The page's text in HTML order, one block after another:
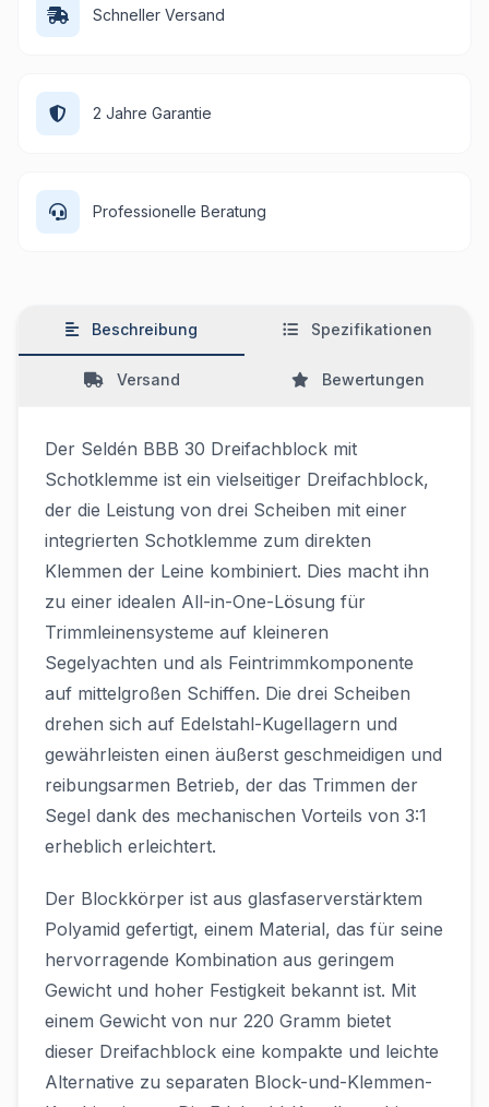
Schneller Versand
2 Jahre Garantie
Professionelle Beratung
Beschreibung Spezifikationen
Versand Bewertungen
Der Seldén BBB 30 Dreifachblock mit
Schotklemme ist ein vielseitiger Dreifachblock,
der die Leistung von drei Scheiben mit einer
integrierten Schotklemme zum direkten
Klemmen der Leine kombiniert. Dies macht ihn
zu einer idealen All-in-One-Lösung für
Trimmleinensysteme auf kleineren
Segelyachten und als Feintrimmkomponente
auf mittelgroßen Schiffen. Die drei Scheiben
drehen sich auf Edelstahl-Kugellagern und
gewährleisten einen äußerst geschmeidigen und
reibungsarmen Betrieb, der das Trimmen der
Segel dank des mechanischen Vorteils von 3:1
erheblich erleichtert.
Der Blockkörper ist aus glasfaserverstärktem
Polyamid gefertigt, einem Material, das für seine
hervorragende Kombination aus geringem
Gewicht und hoher Festigkeit bekannt ist. Mit
einem Gewicht von nur 220 Gramm bietet
dieser Dreifachblock eine kompakte und leichte
Alternative zu separaten Block-und-Klemmen-